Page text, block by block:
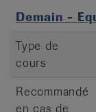
Demain -
Type de
cours
Recommandé
en cas de